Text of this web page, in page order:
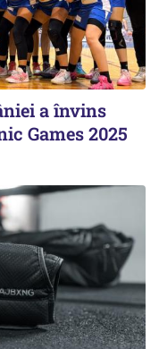
a învins
Games 2025